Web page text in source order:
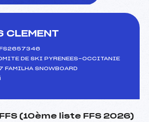
CLEMENT
DE SKI PYRENEES-OCCITANIE
FAMILHA SNOWBOARD
(10ème liste FFS 2026)